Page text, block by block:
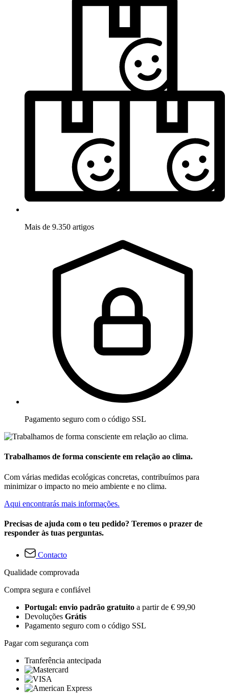
Mais de 9.350 artigos
Pagamento seguro com o código SSL
Trabalhamos de forma consciente em relação ao clima.
Com várias medidas ecológicas concretas, contribuímos para
minimizar o impacto no meio ambiente e no clima.
Aqui encontrarás mais informações.
Precisas de ajuda com o teu pedido? Teremos o prazer de
responder às tuas perguntas.
Contacto
Qualidade comprovada
Compra segura e confiável
Portugal: envio padrão gratuito a partir de € 99,90
Devoluções Grátis
Pagamento seguro com o código SSL
Pagar com segurança com
Tranferência antecipada